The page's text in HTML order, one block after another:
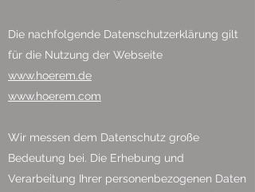
Die nachfolgende Datenschutzerklärung gilt
für die Nutzung der Webseite
www.hoerem.de
www.hoerem.com
Wir messen dem Datenschutz große
Bedeutung bei. Die Erhebung und
Verarbeitung Ihrer personenbezogenen Daten